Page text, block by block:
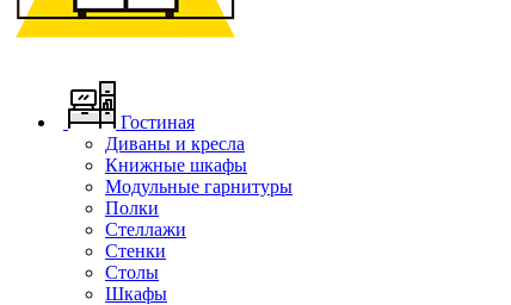
Гостиная
Диваны и кресла
Книжные шкафы
Модульные гарнитуры
Полки
Стеллажи
Стенки
Столы
Шкафы